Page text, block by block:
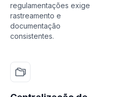
regulamentações exige
rastreamento e
documentação
consistentes.